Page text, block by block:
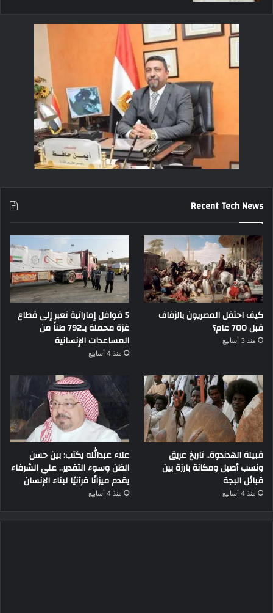
Recent Tech News
كيف احتفل المصريون بالزفاف
قبل 700 عام؟
منذ 3 أسابيع
5 قوافل إماراتية تعبر إلى قطاع
غزة محملة بـ792 طناً من
المساعدات الإنسانية
منذ 4 أسابيع
قبيلة الهدندوة.. تاريخ عريق
ونسب أصيل ومكانة بارزة بين
قبائل البجة
منذ 4 أسابيع
علاء عبدالله يكتب: بين حسن
الظن وسوء التقدير.. علي الشرفاء
يقدم ميزانًا قرآنيًا لبناء الإنسان
منذ 4 أسابيع